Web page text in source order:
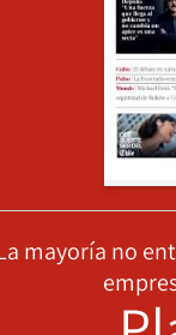
mayoría no